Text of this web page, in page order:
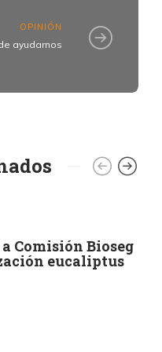
OPINIÓN
ayudarnos
Comisión Bioseg
eucaliptus